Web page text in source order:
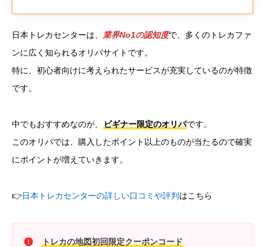
日本トレカセンターは、 業界No1の認知度で、多くのトレカファ
ンに広く知られるオリパサイトです。
特に、初心者向けに考えられたサービスが充実しているのが特徴
です。
中でもおすすめなのが、 ビギナー限定のオリパです。
このオリパでは、購入したポイント以上のものが当たるので確実
にポイントが増えていきます。
👉日本トレカセンターの詳しい口コミや評判 はこちら
トレカの地図初回限定クーポンコード